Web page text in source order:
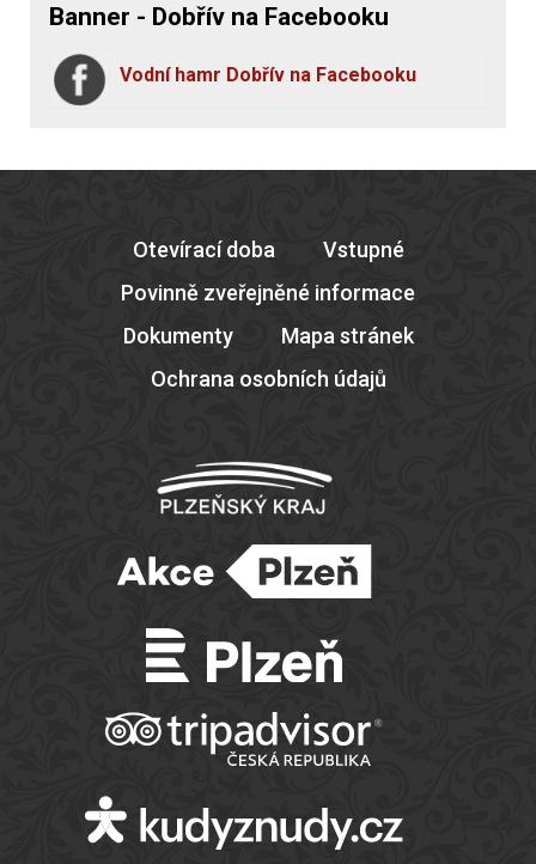
Banner - Dobřív na Facebooku
Vodní hamr Dobřív na Facebooku
Otevírací doba
Vstupné
Povinně zveřejněné informace
Dokumenty
Mapa stránek
Ochrana osobních údajů